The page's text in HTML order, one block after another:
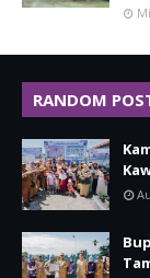
RANDOM